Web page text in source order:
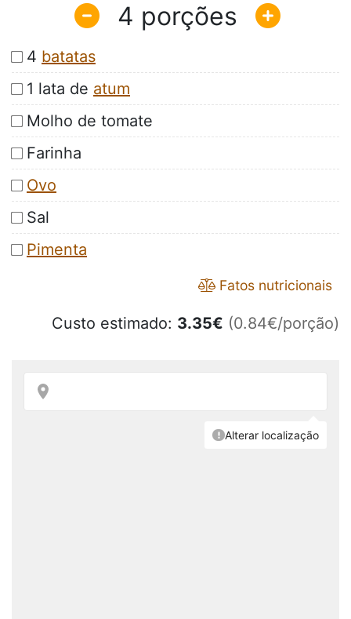
4
4 batatas
1 lata de atum
Molho de tomate
Farinha
Ovo
Sal
Pimenta
Fatos nutricionais
Custo estimado: 3.35€ (0.84€/porção)